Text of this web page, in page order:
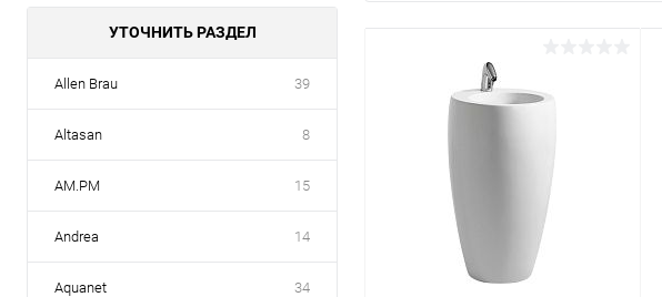
УТОЧНИТЬ РАЗДЕЛ
Allen Brau 39
Altasan 8
AM.PM 15
Andrea 14
Aquanet 34